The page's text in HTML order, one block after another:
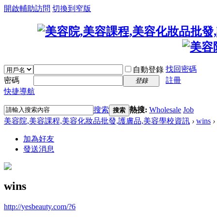
開啟輔助訪問 切換到窄版
自動登錄 找回密碼
密碼
登錄
註冊
快捷導航
搜索 搜索 熱搜: Wholesale Job
美容院,美容課程,美容化妝品批發,護膚品,美容學校資訊 › wins ›
加為好友
發送消息
wins
http://yesbeauty.com/?6